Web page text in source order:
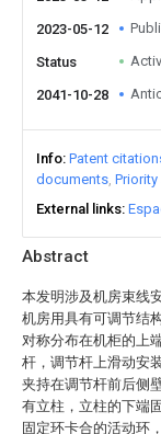
Abstract
本发明涉及机房束线
机房用具有可调节结
对称分布在机柜的上
杆，调节杆上滑动安
夹持在调节杆前后侧
有立柱，立柱的下端
固定环卡合的活动环
2023-05-12
Status
2041-10-28
Info Patent
documents
External links